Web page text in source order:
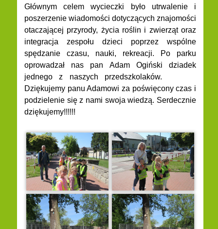
Głównym celem wycieczki było utrwalenie i
poszerzenie wiadomości dotyczących znajomości
otaczającej przyrody, życia roślin i zwierząt oraz
integracja zespołu dzieci poprzez wspólne
spędzanie czasu, nauki, rekreacji. Po parku
oprowadzał nas pan Adam Ogiński dziadek
jednego z naszych przedszkolaków.
Dziękujemy panu Adamowi za poświęcony czas i
podzielenie się z nami swoja wiedzą. Serdecznie
dziękujemy!!!!!!